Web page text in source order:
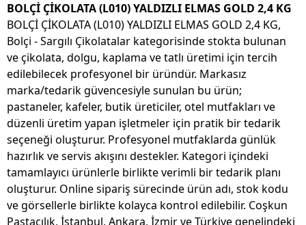
BOLÇİ ÇİKOLATA (L010) YALDIZLI ELMAS GOLD 2,4 KG
BOLÇİ ÇİKOLATA (L010) YALDIZLI ELMAS GOLD 2,4 KG,
Bolçi - Sargılı Çikolatalar kategorisinde stokta bulunan
ve çikolata, dolgu, kaplama ve tatlı üretimi için tercih
edilebilecek profesyonel bir üründür. Markasız
marka/tedarik güvencesiyle sunulan bu ürün;
pastaneler, kafeler, butik üreticiler, otel mutfakları ve
düzenli üretim yapan işletmeler için pratik bir tedarik
seçeneği oluşturur. Profesyonel mutfaklarda günlük
hazırlık ve servis akışını destekler. Kategori içindeki
tamamlayıcı ürünlerle birlikte verimli bir tedarik planı
oluşturur. Online sipariş sürecinde ürün adı, stok kodu
ve görsellerle birlikte kolayca kontrol edilebilir. Coşkun
Pastacılık, İstanbul, Ankara, İzmir ve Türkiye genelindeki